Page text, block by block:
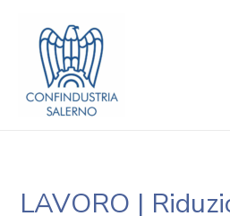
contenuto
LAVORO |
articoli